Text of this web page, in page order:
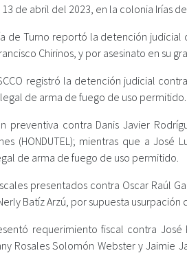
de abril del 2023, en la colonia Irías
de Turno reportó la detención
Chirinos, y por asesinato en su
registró la detención judicial
de arma de fuego de uso permitido.
preventiva contra Danis Javier
(HONDUTEL); mientras que a
de arma de fuego de uso permitido.
presentados contra Oscar Raúl
Batíz Arzú, por supuesta
requerimiento fiscal contra
Rosales Solomón Webster y Jaimie